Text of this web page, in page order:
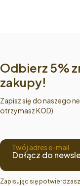
Odbierz 5%
zakupy!
Zapisz się do naszego
otrzymasz KOD)
Twój adres e-mail
Dołącz do
Zapisując się